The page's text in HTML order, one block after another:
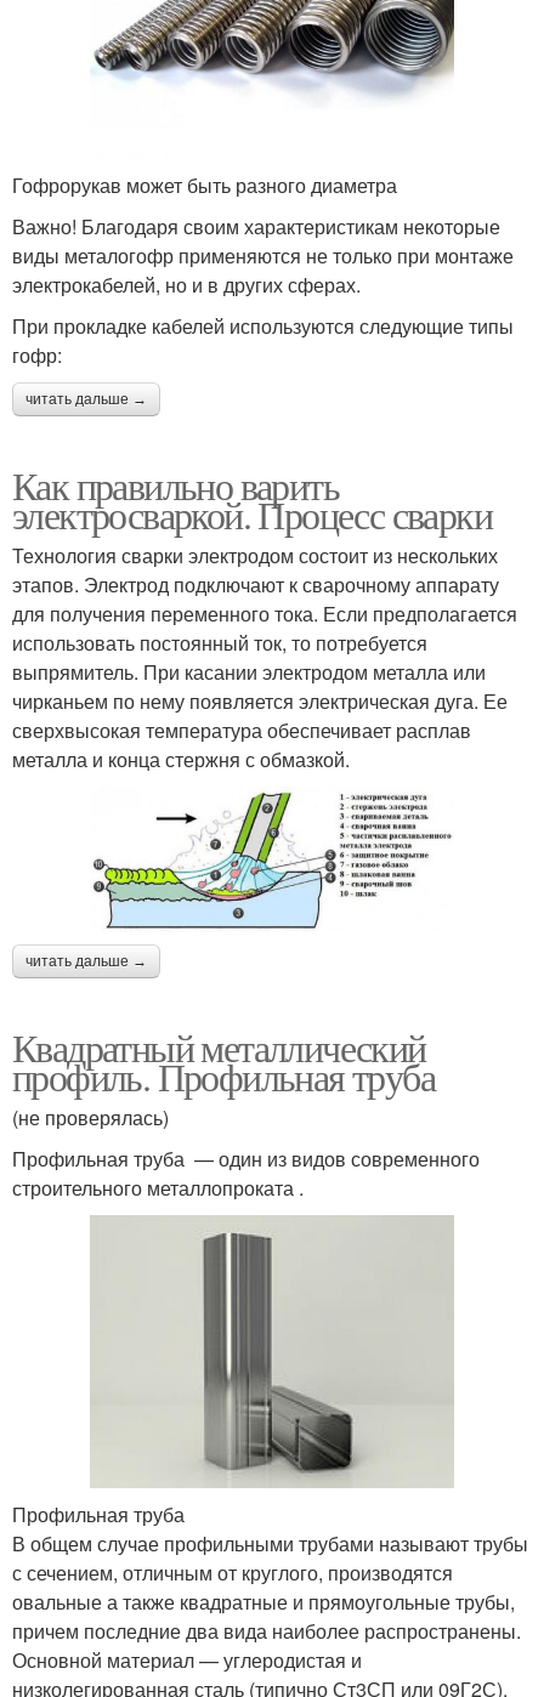
Гофрорукав может быть разного диаметра
Важно! Благодаря своим характеристикам некоторые
виды металогофр применяются не только при монтаже
электрокабелей, но и в других сферах.
При прокладке кабелей используются следующие типы
гофр:
читать дальше →
Как правильно варить
электросваркой. Процесс сварки
Технология сварки электродом состоит из нескольких
этапов. Электрод подключают к сварочному аппарату
для получения переменного тока. Если предполагается
использовать постоянный ток, то потребуется
выпрямитель. При касании электродом металла или
чирканьем по нему появляется электрическая дуга. Ее
сверхвысокая температура обеспечивает расплав
металла и конца стержня с обмазкой.
читать дальше →
Квадратный металлический
профиль. Профильная труба
(не проверялась)
Профильная труба — один из видов современного
строительного металлопроката .
Профильная труба
В общем случае профильными трубами называют трубы
с сечением, отличным от круглого, производятся
овальные а также квадратные и прямоугольные трубы,
причем последние два вида наиболее распространены.
Основной материал — углеродистая и
низколегированная сталь (типично Ст3СП или 09Г2С).